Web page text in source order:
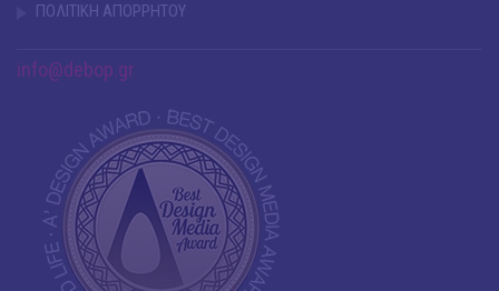
ΠΟΛΙΤΙΚΗ ΑΠΟΡΡΗΤΟΥ
info@debop.gr